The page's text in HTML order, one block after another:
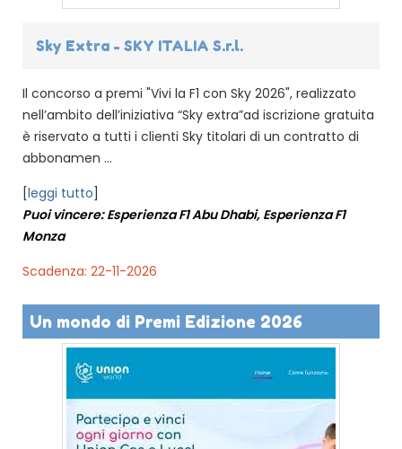
Sky Extra - SKY ITALIA S.r.l.
Il concorso a premi "Vivi la F1 con Sky 2026", realizzato
nell’ambito dell’iniziativa “Sky extra”ad iscrizione gratuita
è riservato a tutti i clienti Sky titolari di un contratto di
abbonamen ...
[leggi tutto]
Puoi vincere: Esperienza F1 Abu Dhabi, Esperienza F1
Monza
Scadenza: 22-11-2026
Un mondo di Premi Edizione 2026